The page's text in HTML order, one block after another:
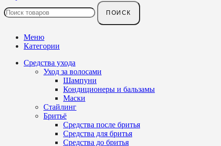
ПОИСК
Меню
Категории
Средства ухода
Уход за волосами
Шампуни
Кондиционеры и бальзамы
Маски
Стайлинг
Бритьё
Средства после бритья
Средства для бритья
Средства до бритья